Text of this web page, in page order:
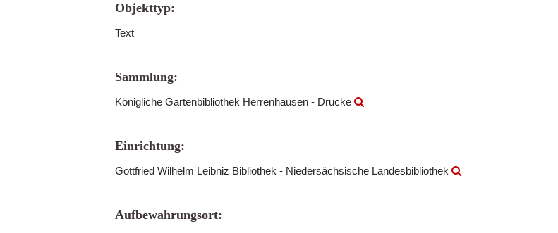
Objekttyp:
Text
Sammlung:
Königliche Gartenbibliothek Herrenhausen - Drucke
Einrichtung:
Gottfried Wilhelm Leibniz Bibliothek - Niedersächsische Landesbibliothek
Aufbewahrungsort: